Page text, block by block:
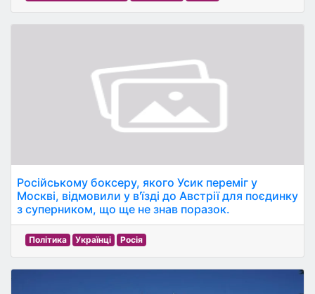
Російському боксеру, якого Усик переміг у
Москві, відмовили у в'їзді до Австрії для поєдинку
з суперником, що ще не знав поразок.
Політика Українці Росія